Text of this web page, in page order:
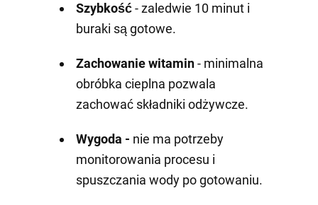
Szybkość- zaledwie 10 minut i
buraki są gotowe.
Zachowanie witamin- minimalna
obróbka cieplna pozwala
zachować składniki odżywcze.
Wygoda - nie ma potrzeby
monitorowania procesu i
spuszczania wody po gotowaniu.